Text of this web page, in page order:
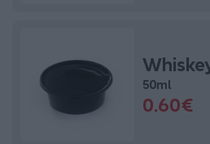
50ml
0.60€